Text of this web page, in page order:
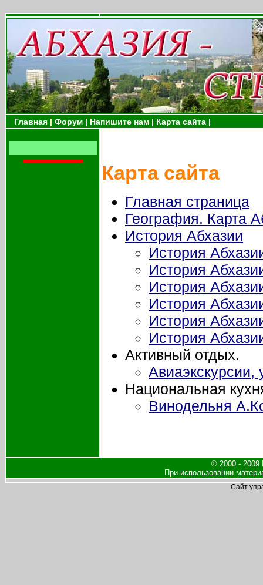
Главная | Форум | Напишите нам | Карта сайта |
Карта сайта
Главная страница
География. Карта
История Абхазии
История
История
История
История
История
История
Активный отдых.
Национальная
Винодельня
© 2000 - 2009
При использовании
Сайт